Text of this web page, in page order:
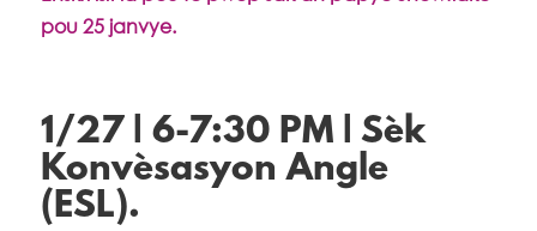
pou 25 janvye.
1/27 | 6-7:30 PM | Sèk
Konvèsasyon Angle
(ESL).